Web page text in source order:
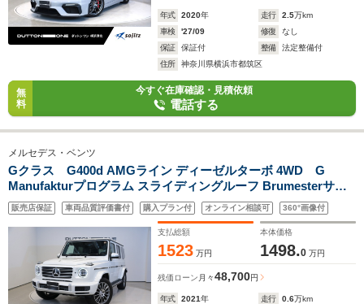
年式 2020年 走行 2.5万km
車検
'27/09 修復
なし
保証
保証付 整備
法定整備付
住所
神奈川県横浜市都筑区
無
料
今すぐ在庫確認・見積依頼
電話する
メルセデス・ベンツ
Gクラス G400d AMGライン ディーゼルターボ 4WD G
Manufakturプログラム スライディングルーフ Brumesterサウ
ンド シートヒーター シートベンチレーション メモリー付パワ
ーシート LEDヘッドライト サラウンドビューカメラ レザーシ
販売店保証 車両品質評価書付 購入プラン付 オンライン相談可 360°画像付
支払総額
1523 万円
本体価格
1498.0 万円
残価ローン 月々48,700円
年式 2021年 走行 0.6万km